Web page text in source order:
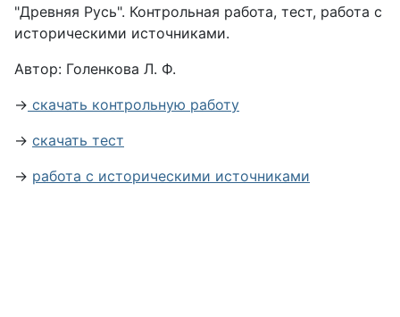
"Древняя Русь". Контрольная работа, тест, работа с
историческими источниками.
Автор: Голенкова Л. Ф.
→ скачать контрольную работу
→ скачать тест
→ работа с историческими источниками